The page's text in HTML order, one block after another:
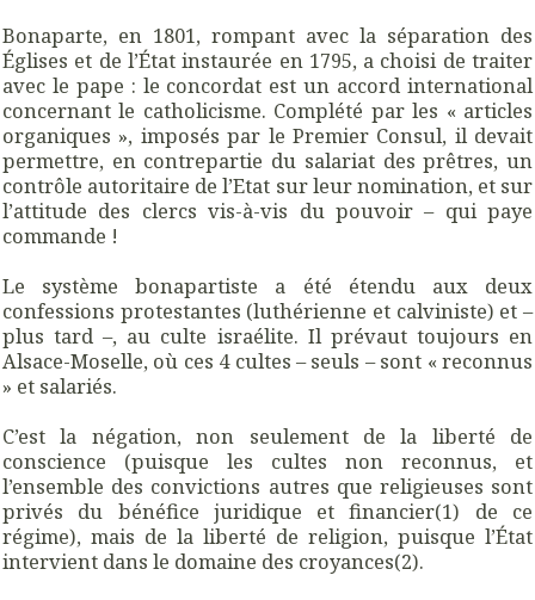
Bonaparte, en 1801, rompant avec la séparation des
Églises et de l’État instaurée en 1795, a choisi de traiter
avec le pape : le concordat est un accord international
concernant le catholicisme. Complété par les « articles
organiques », imposés par le Premier Consul, il devait
permettre, en contrepartie du salariat des prêtres, un
contrôle autoritaire de l’Etat sur leur nomination, et sur
l’attitude des clercs vis-à-vis du pouvoir – qui paye
commande !
Le système bonapartiste a été étendu aux deux
confessions protestantes (luthérienne et calviniste) et –
plus tard –, au culte israélite. Il prévaut toujours en
Alsace-Moselle, où ces 4 cultes – seuls – sont « reconnus
» et salariés.
C’est la négation, non seulement de la liberté de
conscience (puisque les cultes non reconnus, et
l’ensemble des convictions autres que religieuses sont
privés du bénéfice juridique et financier(1) de ce
régime), mais de la liberté de religion, puisque l’État
intervient dans le domaine des croyances(2).